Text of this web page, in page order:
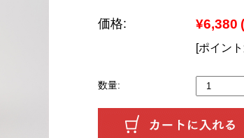
価格: ¥6,380
[ポイン
数量: